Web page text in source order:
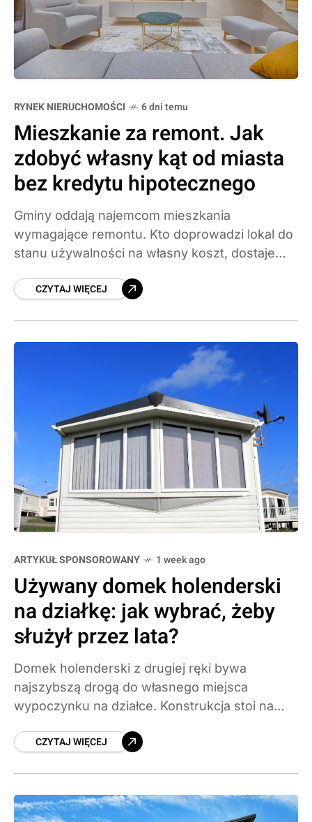
RYNEK NIERUCHOMOŚCI 6 dni temu
Mieszkanie za remont. Jak
zdobyć własny kąt od miasta
bez kredytu hipotecznego
Gminy oddają najemcom mieszkania
wymagające remontu. Kto doprowadzi lokal do
stanu używalności na własny koszt, dostaje
od rynkowego, zwykle na czas nieoznaczony.
2026 roku.
CZYTAJ WIĘCEJ
ARTYKUŁ SPONSOROWANY 1 week ago
Używany domek holenderski
na działkę: jak wybrać, żeby
służył przez lata?
Domek holenderski z drugiej ręki bywa
najszybszą drogą do własnego miejsca
wypoczynku na działce. Konstrukcja stoi na
miesięcy budowy, a koszt zakupu potrafi być
CZYTAJ WIĘCEJ